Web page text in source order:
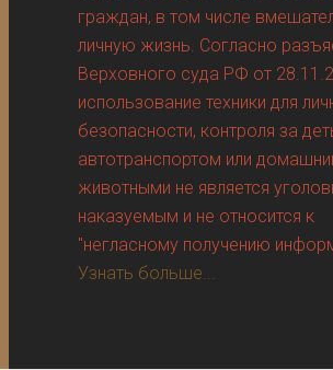
граждан, в том числе
личную жизнь. Согласно
Верховного суда РФ от
использование техники для
безопасности, контроля за
автотранспортом или
животными не является
наказуемым и не относится к
"негласному получению
Узнать больше...